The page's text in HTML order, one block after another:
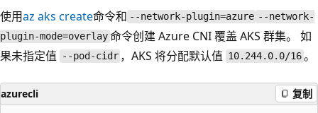
使用az aks create命令和 --network-plugin=azure --network-
plugin-mode=overlay命令创建 Azure CNI 覆盖 AKS 群集。 如
果未指定值
--pod-cidr ，AKS 将分配默认值 10.244.0.0/16。
azurecli 复制